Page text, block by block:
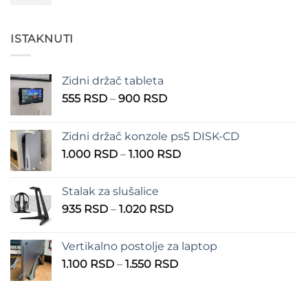
ISTAKNUTI
Zidni držač tableta
555 RSD – 900 RSDRaspon
555 RSD
do
Zidni držač konzole ps5 DISK-CD
1.000 RSD – 1.100 RSDRaspon
Stalak za slušalice
935 RSD – 1.020 RSDRaspon
935 RSD
do
Vertikalno postolje za laptop
1.100 RSD – 1.550 RSDRaspon